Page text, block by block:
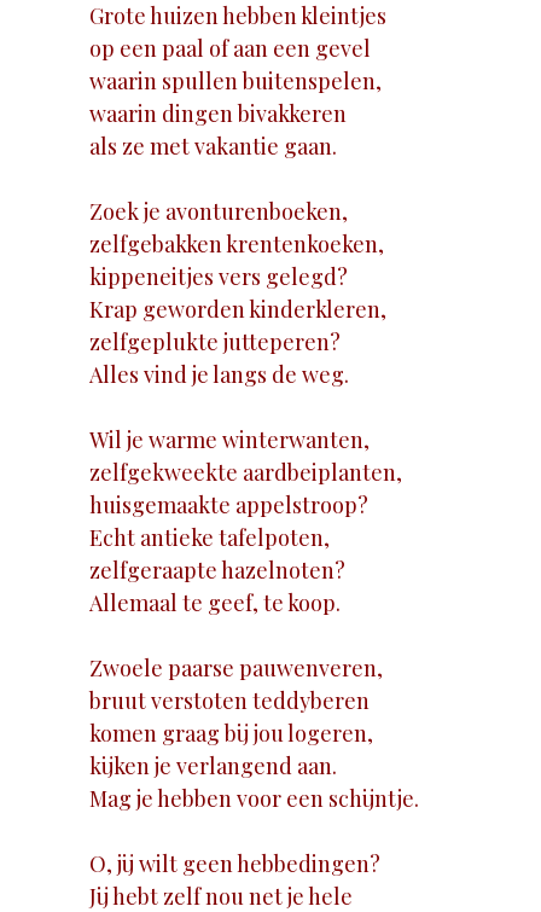
Grote huizen hebben kleintjes
op een paal of aan een gevel
waarin spullen buitenspelen,
waarin dingen bivakkeren
als ze met vakantie gaan.
Zoek je avonturenboeken,
zelfgebakken krentenkoeken,
kippeneitjes vers gelegd?
Krap geworden kinderkleren,
zelfgeplukte jutteperen?
Alles vind je langs de weg.
Wil je warme winterwanten,
zelfgekweekte aardbeiplanten,
huisgemaakte appelstroop?
Echt antieke tafelpoten,
zelfgeraapte hazelnoten?
Allemaal te geef, te koop.
Zwoele paarse pauwenveren,
bruut verstoten teddyberen
komen graag bij jou logeren,
kijken je verlangend aan.
Mag je hebben voor een schijntje.
O, jij wilt geen hebbedingen?
Jij hebt zelf nou net je hele